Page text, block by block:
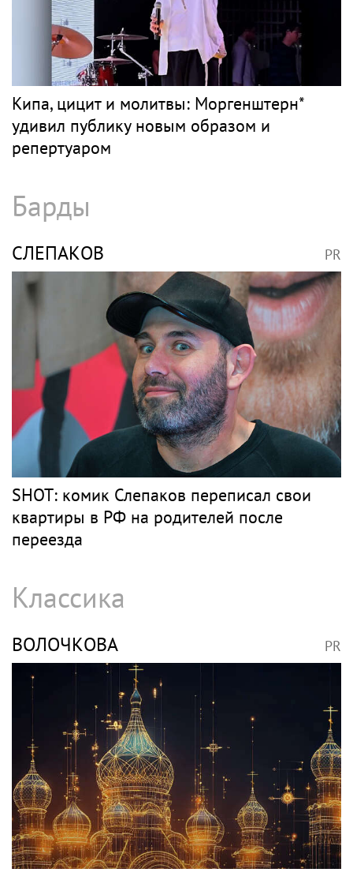
Кипа, цицит и молитвы: Моргенштерн*
удивил публику новым образом и
репертуаром
Барды
СЛЕПАКОВ PR
SHOT: комик Слепаков переписал свои
квартиры в РФ на родителей после
переезда
Классика
ВОЛОЧКОВА PR